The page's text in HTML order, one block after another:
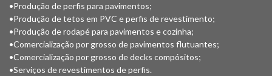
•Produção de perfis para pavimentos;
•Produção de tetos em PVC e perfis de revestimento;
•Produção de rodapé para pavimentos e cozinha;
•Comercialização por grosso de pavimentos flutuantes;
•Comercialização por grosso de decks compósitos;
•Serviços de revestimentos de perfis.